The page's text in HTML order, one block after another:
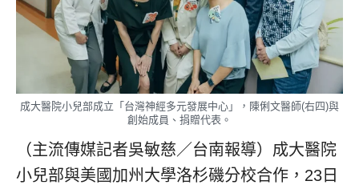
成大醫院小兒部成立「台灣神經多元發展中心」，陳俐文醫師(右四)與
創始成員、捐贈代表。
（主流傳媒記者吳敏慈／台南報導）成大醫院
小兒部與美國加州大學洛杉磯分校合作，23日